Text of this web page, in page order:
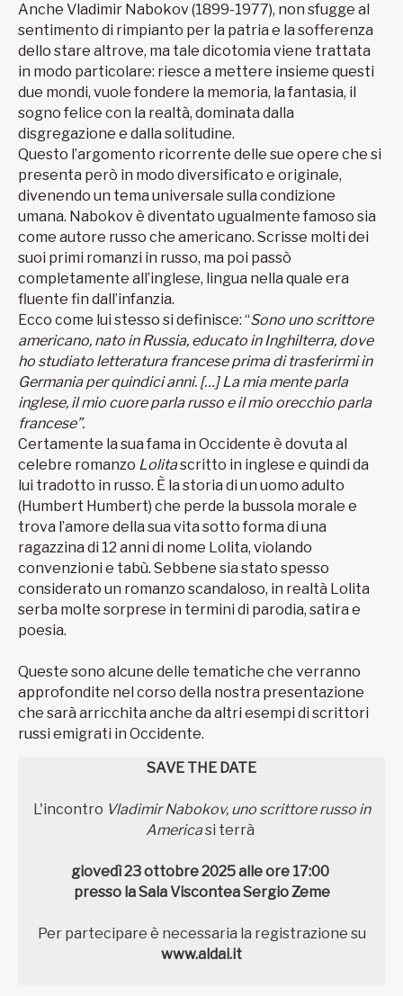
Anche Vladimir Nabokov (1899-1977), non sfugge al
sentimento di rimpianto per la patria e la sofferenza
dello stare altrove, ma tale dicotomia viene trattata
in modo particolare: riesce a mettere insieme questi
due mondi, vuole fondere la memoria, la fantasia, il
sogno felice con la realtà, dominata dalla
disgregazione e dalla solitudine.
Questo l’argomento ricorrente delle sue opere che si
presenta però in modo diversificato e originale,
divenendo un tema universale sulla condizione
umana. Nabokov è diventato ugualmente famoso sia
come autore russo che americano. Scrisse molti dei
suoi primi romanzi in russo, ma poi passò
completamente all’inglese, lingua nella quale era
fluente fin dall’infanzia.
Ecco come lui stesso si definisce: “Sono uno scrittore
americano, nato in Russia, educato in Inghilterra, dove
ho studiato letteratura francese prima di trasferirmi in
Germania per quindici anni. […] La mia mente parla
inglese, il mio cuore parla russo e il mio orecchio parla
francese”.
Certamente la sua fama in Occidente è dovuta al
celebre romanzo Lolitascritto in inglese e quindi da
lui tradotto in russo. È la storia di un uomo adulto
(Humbert Humbert) che perde la bussola morale e
trova l’amore della sua vita sotto forma di una
ragazzina di 12 anni di nome Lolita, violando
convenzioni e tabù. Sebbene sia stato spesso
considerato un romanzo scandaloso, in realtà Lolita
serba molte sorprese in termini di parodia, satira e
poesia.
Queste sono alcune delle tematiche che verranno
approfondite nel corso della nostra presentazione
che sarà arricchita anche da altri esempi di scrittori
russi emigrati in Occidente.
SAVE THE DATE
L'incontro Vladimir Nabokov, uno scrittore russo in
Americasi terrà
giovedì 23 ottobre 2025alle ore 17:00
presso la Sala VisconteaSergio Zeme
Per partecipare è necessaria la registrazione su
www.aldai.it